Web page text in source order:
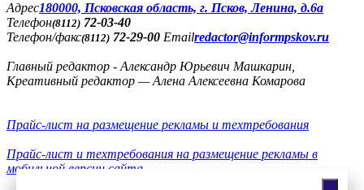
Адреc180000, Псковская область, г. Псков, Ленина, д.6а
Телефон(8112) 72-03-40
Телефон/факс(8112) 72-29-00 Emailredactor@informpskov.ru
Главный редактор - Александр Юрьевич Машкарин,
Креативный редактор — Алена Алексеевна Комарова
Прайс-лист на размещение рекламы и техтребования
Прайс-лист и техтребования на размещение рекламы в
мобильной версии сайта